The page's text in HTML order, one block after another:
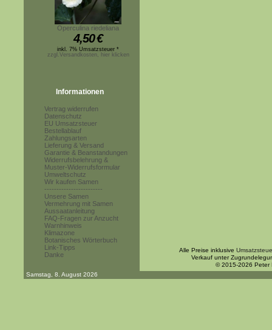
Operculina riedeliana
4,50€
inkl. 7% Umsatzsteuer *
zzgl.Versandkosten, hier klicken
Informationen
Vertrag widerrufen
Datenschutz
EU Umsatzsteuer
Bestellablauf
Zahlungsarten
Lieferung & Versand
Garantie & Beanstandungen
Widerrufsbelehrung &
Muster-Widerrufsformular
Umweltschutz
Wir kaufen Samen
------------------------
Unsere Samen
Vermehrung mit Samen
Aussaatanleitung
FAQ-Fragen zur Anzucht
Warnhinweis
Klimazone
Botanisches Wörterbuch
Link-Tipps
Danke
Alle Preise inklusive
Verkauf unter
© 2015-2026 Peter
Samstag, 8. August 2026